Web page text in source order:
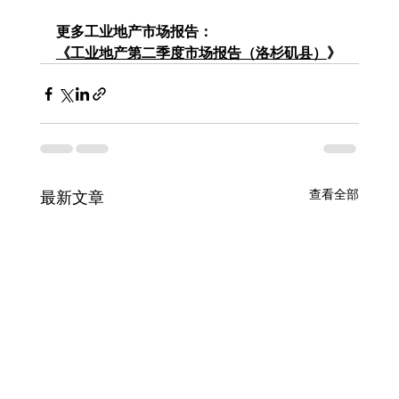
更多工业地产市场报告：
《工业地产第二季度市场报告（洛杉矶县） 》
最新文章 查看全部